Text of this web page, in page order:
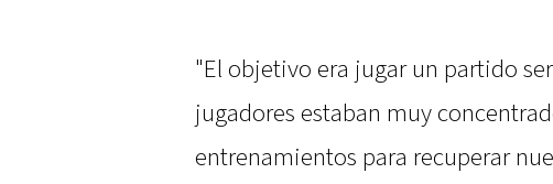
"El objetivo era jugar un partido
jugadores estaban muy
entrenamientos para recuperar